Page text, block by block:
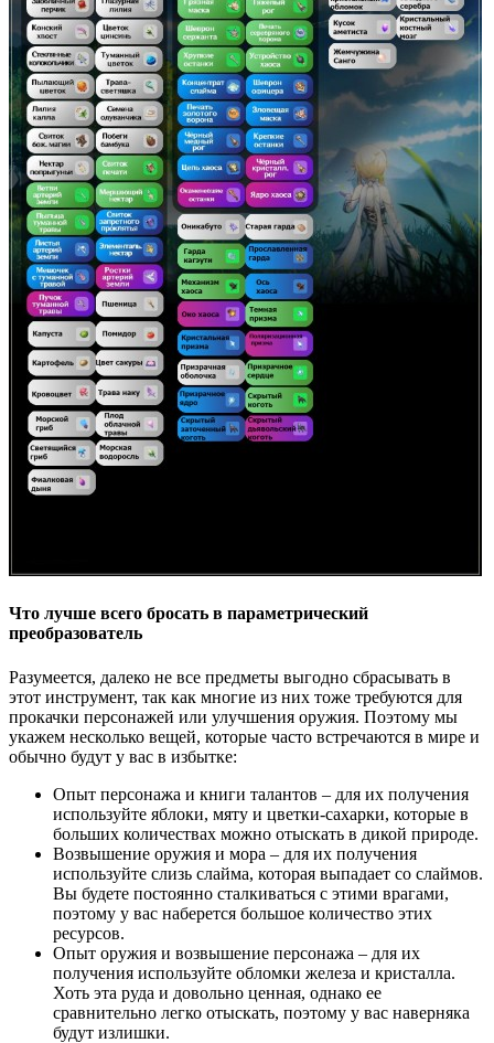
Что лучше всего бросать в параметрический
преобразователь
Разумеется, далеко не все предметы выгодно сбрасывать в
этот инструмент, так как многие из них тоже требуются для
прокачки персонажей или улучшения оружия. Поэтому мы
укажем несколько вещей, которые часто встречаются в мире и
обычно будут у вас в избытке:
Опыт персонажа и книги талантов – для их получения
используйте яблоки, мяту и цветки-сахарки, которые в
больших количествах можно отыскать в дикой природе.
Возвышение оружия и мора – для их получения
используйте слизь слайма, которая выпадает со слаймов.
Вы будете постоянно сталкиваться с этими врагами,
поэтому у вас наберется большое количество этих
ресурсов.
Опыт оружия и возвышение персонажа – для их
получения используйте обломки железа и кристалла.
Хоть эта руда и довольно ценная, однако ее
сравнительно легко отыскать, поэтому у вас наверняка
будут излишки.